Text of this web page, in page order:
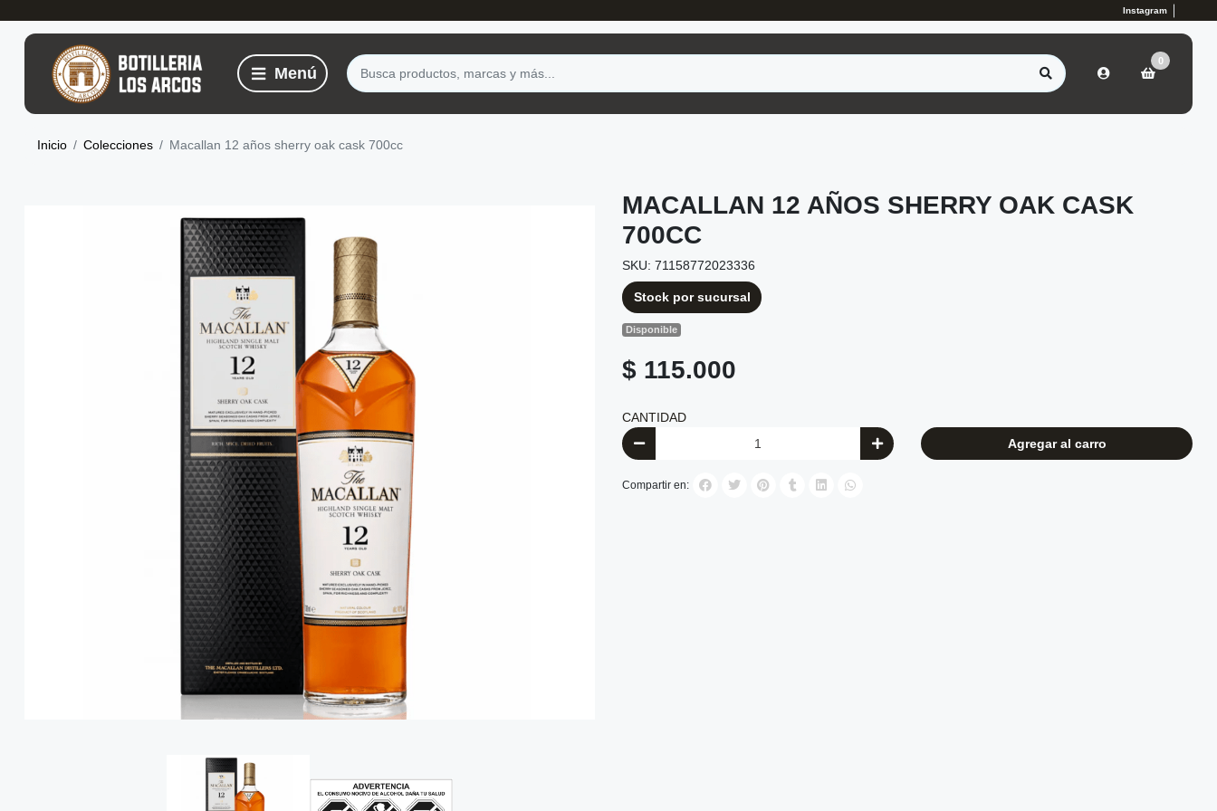
Instagram
0
Inicio Colecciones Macallan 12 años sherry oak cask 700cc
MACALLAN 12 AÑOS SHERRY OAK CASK
700CC
SKU: 71158772023336
Stock por sucursal
Disponible
$ 115.000
CANTIDAD
Agregar al carro
Compartir en: